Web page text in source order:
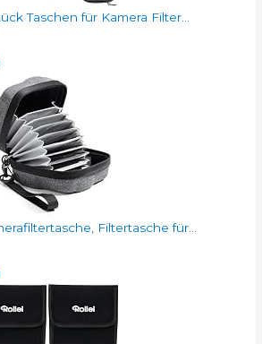
Taschen für Kamera Filter...
Filtertasche für...